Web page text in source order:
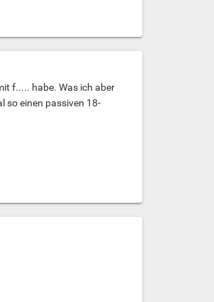
f..... habe. Was ich aber
so einen passiven 18-